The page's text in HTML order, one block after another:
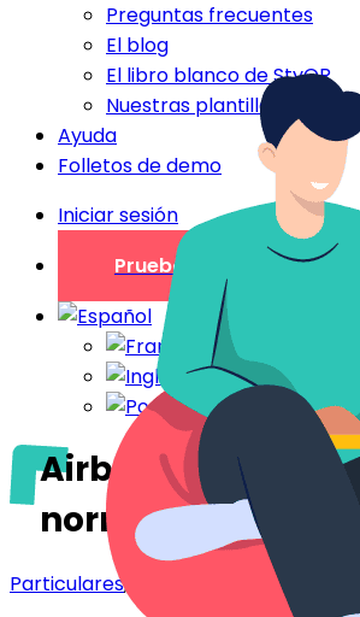
Preguntas frecuentes
El blog
El libro blanco de StyQR
Nuestras plantillas StyQR
Ayuda
Folletos de demo
Iniciar sesión
Prueba gratuita
Airbnb 2025:
normas en la
Particulares,